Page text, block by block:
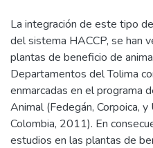
La integración de este tipo
del sistema HACCP, se han
plantas de beneficio de
Departamentos del Tolima
enmarcadas en el programa
Animal (Fedegán, Corpoica,
Colombia, 2011). En
estudios en las plantas de